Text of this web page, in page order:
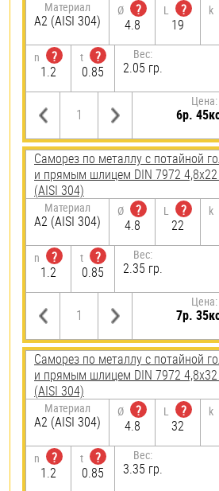
Материал
А2 (AISI 304)
Ø
?
4.8
L
?
19
k
n
?
1.2
t
?
0.85
Вес:
2.05 гр.
Цена:
6р.
Саморез по металлу с потайной
и прямым шлицем DIN 7972
(AISI 304)
Материал
А2 (AISI 304)
Ø
?
4.8
L
?
22
k
n
?
1.2
t
?
0.85
Вес:
2.35 гр.
Цена:
7р.
Саморез по металлу с потайной
и прямым шлицем DIN 7972
(AISI 304)
Материал
А2 (AISI 304)
Ø
?
4.8
L
?
32
k
n
?
1.2
t
?
0.85
Вес:
3.35 гр.